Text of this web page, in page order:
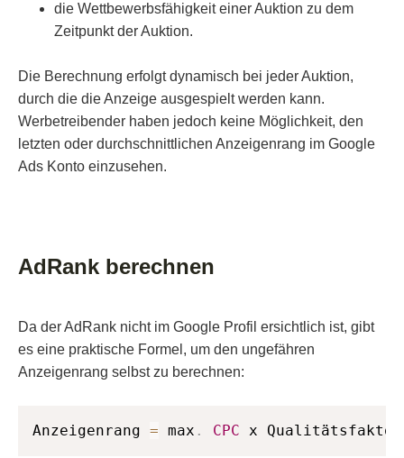
die Wettbewerbsfähigkeit einer Auktion zu dem
Zeitpunkt der Auktion.
Die Berechnung erfolgt dynamisch bei jeder Auktion,
durch die die Anzeige ausgespielt werden kann.
Werbetreibender haben jedoch keine Möglichkeit, den
letzten oder durchschnittlichen Anzeigenrang im Google
Ads Konto einzusehen.
AdRank berechnen
Da der AdRank nicht im Google Profil ersichtlich ist, gibt
es eine praktische Formel, um den ungefähren
Anzeigenrang selbst zu berechnen:
Anzeigenrang = max . CPC x Qualitätsfaktor